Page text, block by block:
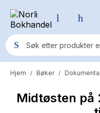
Populære søk
Pokemon
Hjem / Bøker /
Midtøsten på